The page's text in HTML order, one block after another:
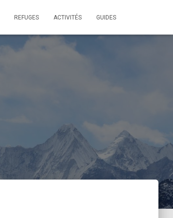
REFUGES ACTIVITÉS GUIDES